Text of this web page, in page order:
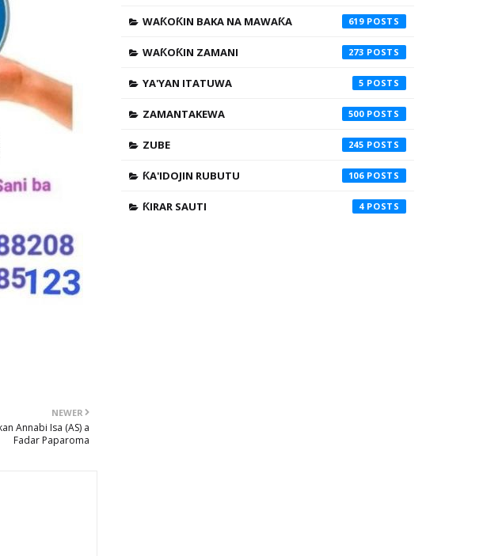
NEWER
Annabi Isa (AS) a
Fadar Paparoma
WAƘOƘIN BAKA NA MAWAƘA 619
WAƘOƘIN ZAMANI 273
YA'YAN ITATUWA 5
ZAMANTAKEWA 500
ZUBE 245
ƘA'IDOJIN RUBUTU 106
ƘIRAR SAUTI 4